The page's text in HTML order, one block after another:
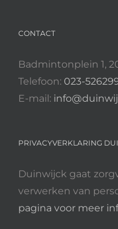
CONTACT
Badmintonplein 1,
Telefoon: 023-
E-mail:
PRIVACYVERKLARING
Duinwijck gaat
verwerken van
pagina voor meer